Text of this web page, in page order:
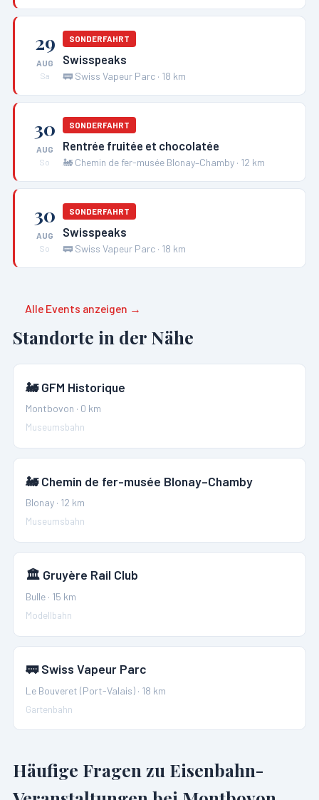
29
AUG
Sa
SONDERFAHRT
Swisspeaks
🚃 Swiss Vapeur Parc · 18 km
30
AUG
So
SONDERFAHRT
Rentrée fruitée et chocolatée
🚂 Chemin de fer-musée Blonay–Chamby · 12 km
30
AUG
So
SONDERFAHRT
Swisspeaks
🚃 Swiss Vapeur Parc · 18 km
Alle Events anzeigen →
Standorte in der Nähe
🚂 GFM Historique
Montbovon · 0 km
Museumsbahn
🚂 Chemin de fer-musée Blonay–Chamby
Blonay · 12 km
Museumsbahn
🏛️ Gruyère Rail Club
Bulle · 15 km
Modellbahn
🚃 Swiss Vapeur Parc
Le Bouveret (Port-Valais) · 18 km
Gartenbahn
Häufige Fragen zu Eisenbahn-